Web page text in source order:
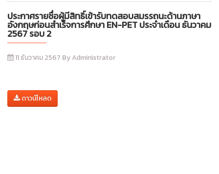
ประกาศรายชื่อผู้มีสิทธิ์เข้ารับทดสอบสมรรถนะด้านภาษา
อังกฤษก่อนสำเร็จการศึกษา EN-PET ประจำเดือน ธันวาคม
2567 รอบ 2
11 ธันวาคม 2567 By Administrator
ดาวน์โหลด